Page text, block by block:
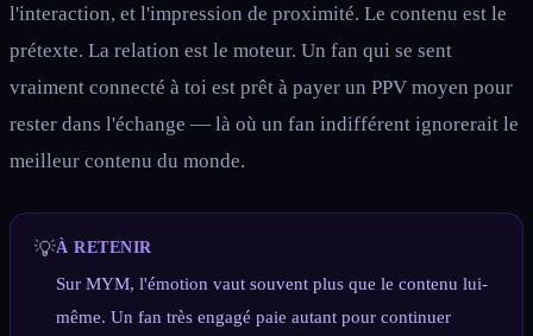
l'interaction, et l'impression de proximité. Le contenu est le
prétexte. La relation est le moteur. Un fan qui se sent
vraiment connecté à toi est prêt à payer un PPV moyen pour
rester dans l'échange — là où un fan indifférent ignorerait le
meilleur contenu du monde.
💡À RETENIR
Sur MYM, l'émotion vaut souvent plus que le contenu lui-
même. Un fan très engagé paie autant pour continuer